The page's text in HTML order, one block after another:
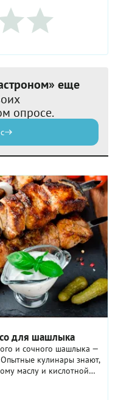
еще
опросе.
для шашлыка
и сочного шашлыка —
кулинары знают,
маслу и кислотной
вкус мяса, но и
Расскажем, как